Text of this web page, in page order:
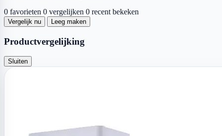
0 favorieten 0 vergelijken 0 recent bekeken
Vergelijk nu Leeg maken
Productvergelijking
Sluiten